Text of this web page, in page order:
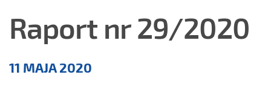
Raport nr 29/2020
11 MAJA 2020